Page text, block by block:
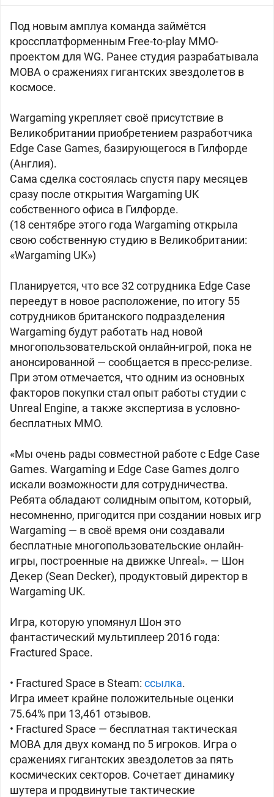
Под новым амплуа команда займётся
кроссплатформенным Free-to-play MMO-
проектом для WG. Ранее студия разрабатывала
MOBA о сражениях гигантских звездолетов в
космосе.
Wargaming укрепляет своё присутствие в
Великобритании приобретением разработчика
Edge Case Games, базирующегося в Гилфорде
(Англия).
Сама сделка состоялась спустя пару месяцев
сразу после открытия Wargaming UK
собственного офиса в Гилфорде.
(18 сентябре этого года Wargaming открыла
свою собственную студию в Великобритании:
«Wargaming UK»)
Планируется, что все 32 сотрудника Edge Case
переедут в новое расположение, по итогу 55
сотрудников британского подразделения
Wargaming будут работать над новой
многопользовательской онлайн-игрой, пока не
анонсированной — сообщается в пресс-релизе.
При этом отмечается, что одним из основных
факторов покупки стал опыт работы студии с
Unreal Engine, а также экспертиза в условно-
бесплатных MMO.
«Мы очень рады совместной работе с Edge Case
Games. Wargaming и Edge Case Games долго
искали возможности для сотрудничества.
Ребята обладают солидным опытом, который,
несомненно, пригодится при создании новых игр
Wargaming — в своё время они создавали
бесплатные многопользовательские онлайн-
игры, построенные на движке Unreal». — Шон
Декер (Sean Decker), продуктовый директор в
Wargaming UK.
Игра, которую упомянул Шон это
фантастический мультиплеер 2016 года:
Fractured Space.
• Fractured Space в Steam: ссылка.
Игра имеет крайне положительные оценки
75.64% при 13,461 отзывов.
• Fractured Space — бесплатная тактическая
MOBA для двух команд по 5 игроков. Игра о
сражениях гигантских звездолетов за пять
космических секторов. Сочетает динамику
шутера и продвинутые тактические